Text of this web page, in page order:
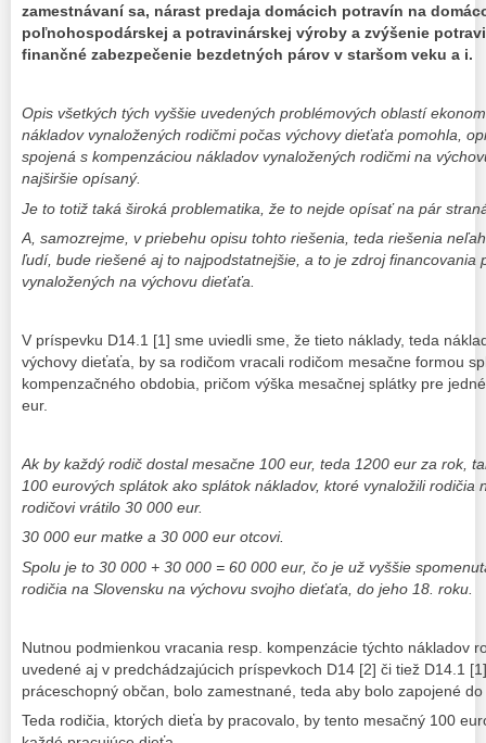
zamestnávaní sa, nárast predaja domácich potravín na
poľnohospodárskej a potravinárskej výroby a zvýšenie
finančné zabezpečenie bezdetných párov v staršom veku a i.
Opis všetkých tých vyššie uvedených problémových oblastí
nákladov vynaložených rodičmi počas výchovy dieťaťa pomohla,
spojená s kompenzáciou nákladov vynaložených rodičmi na
najširšie opísaný.
Je to totiž taká široká problematika, že to nejde opísať na pár
A, samozrejme, v priebehu opisu tohto riešenia, teda riešenia
ľudí, bude riešené aj to najpodstatnejšie, a to je zdroj financovania
vynaložených na výchovu dieťaťa.
V príspevku D14.1 [1] sme uviedli sme, že tieto náklady, teda
výchovy dieťaťa, by sa rodičom vracali rodičom mesačne formou
kompenzačného obdobia, pričom výška mesačnej splátky pre
eur.
Ak by každý rodič dostal mesačne 100 eur, teda 1200 eur za rok,
100 eurových splátok ako splátok nákladov, ktoré vynaložili rodičia
rodičovi vrátilo 30 000 eur.
30 000 eur matke a 30 000 eur otcovi.
Spolu je to 30 000 + 30 000 = 60 000 eur, čo je už vyššie
rodičia na Slovensku na výchovu svojho dieťaťa, do jeho 18. roku.
Nutnou podmienkou vracania resp. kompenzácie týchto nákladov
uvedené aj v predchádzajúcich príspevkoch D14 [2] či tiež D14.1
práceschopný občan, bolo zamestnané, teda aby bolo zapojené
Teda rodičia, ktorých dieťa by pracovalo, by tento mesačný 100